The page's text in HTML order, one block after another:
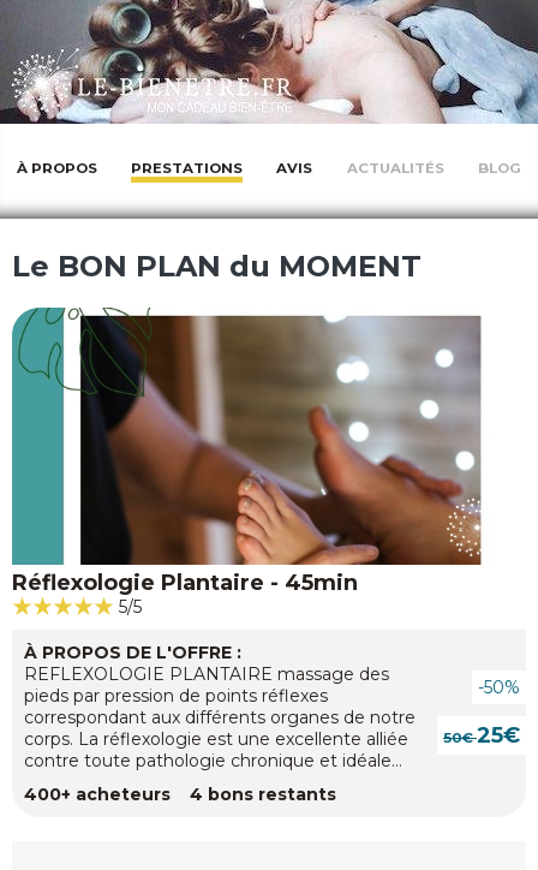
À PROPOS PRESTATIONS AVIS ACTUALITÉS BLOG
Le BON PLAN du MOMENT
Réflexologie Plantaire - 45min
5/5
À PROPOS DE L'OFFRE :
REFLEXOLOGIE PLANTAIRE massage des
pieds par pression de points réflexes
correspondant aux différents organes de notre
corps. La réflexologie est une excellente alliée
contre toute pathologie chronique et idéale
pour lâcher prise. Les massages et rituels que je
vous propose sont...
-50%
50€25€
400+ acheteurs 4 bons restants